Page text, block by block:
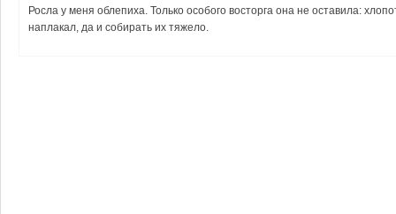
Росла у меня облепиха. Только особого восторга она не оставила:
наплакал, да и собирать их тяжело.